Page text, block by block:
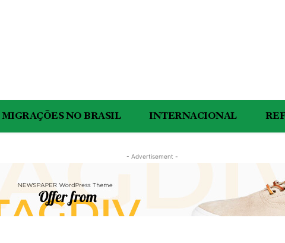
MIGRAÇÕES NO BRASIL INTERNACIONAL
- Advertisement -